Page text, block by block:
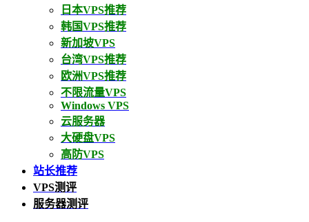
日本VPS推荐
韩国VPS推荐
新加坡VPS
台湾VPS推荐
欧洲VPS推荐
不限流量VPS
Windows VPS
云服务器
大硬盘VPS
高防VPS
站长推荐
VPS测评
服务器测评